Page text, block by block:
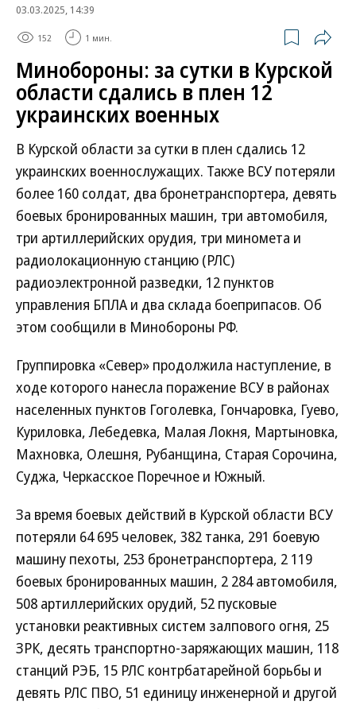
03.03.2025, 14:39
152 1 мин.
Минобороны: за сутки в Курской
области сдались в плен 12
украинских военных
В Курской области за сутки в плен сдались 12
украинских военнослужащих. Также ВСУ потеряли
более 160 солдат, два бронетранспортера, девять
боевых бронированных машин, три автомобиля,
три артиллерийских орудия, три миномета и
радиолокационную станцию (РЛС)
радиоэлектронной разведки, 12 пунктов
управления БПЛА и два склада боеприпасов. Об
этом сообщили в Минобороны РФ.
Группировка «Север» продолжила наступление, в
ходе которого нанесла поражение ВСУ в районах
населенных пунктов Гоголевка, Гончаровка, Гуево,
Куриловка, Лебедевка, Малая Локня, Мартыновка,
Махновка, Олешня, Рубанщина, Старая Сорочина,
Суджа, Черкасское Поречное и Южный.
За время боевых действий в Курской области ВСУ
потеряли 64 695 человек, 382 танка, 291 боевую
машину пехоты, 253 бронетранспортера, 2 119
боевых бронированных машин, 2 284 автомобиля,
508 артиллерийских орудий, 52 пусковые
установки реактивных систем залпового огня, 25
ЗРК, десять транспортно-заряжающих машин, 118
станций РЭБ, 15 РЛС контрбатарейной борьбы и
девять РЛС ПВО, 51 единицу инженерной и другой